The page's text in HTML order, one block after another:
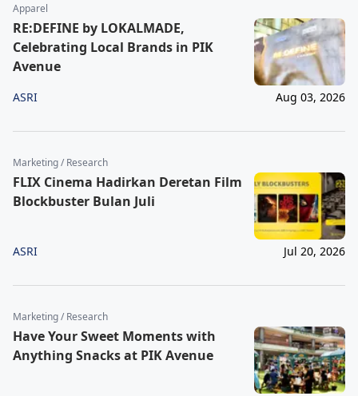
Apparel
RE:DEFINE by LOKALMADE,
Celebrating Local Brands in PIK
Avenue
ASRI Aug 03, 2026
Marketing / Research
FLIX Cinema Hadirkan Deretan Film
Blockbuster Bulan Juli
ASRI Jul 20, 2026
Marketing / Research
Have Your Sweet Moments with
Anything Snacks at PIK Avenue